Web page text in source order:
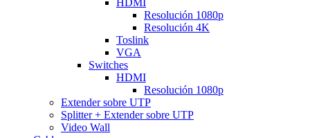
HDMI
Resolución 1080p
Resolución 4K
Toslink
VGA
Switches
HDMI
Resolución 1080p
Extender sobre UTP
Splitter + Extender sobre UTP
Video Wall